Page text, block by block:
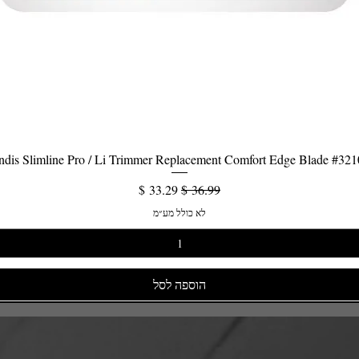
תצוגה מהירה
Slimline Pro / Li Trimmer Replacement Comfort Edge Blade
מחיר רגילמחיר מבצע
לא כולל מע״מ
הוספה לסל